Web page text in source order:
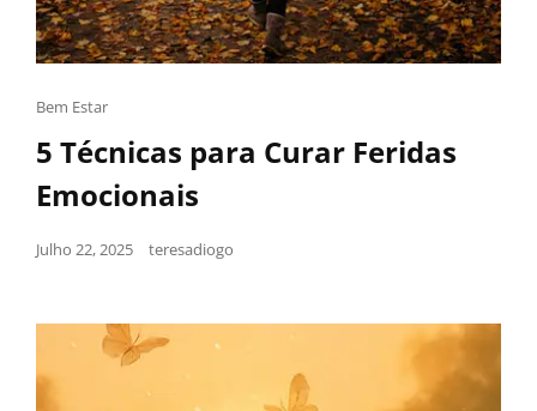
Bem Estar
5 Técnicas para Curar Feridas
Emocionais
Julho 22, 2025 teresadiogo